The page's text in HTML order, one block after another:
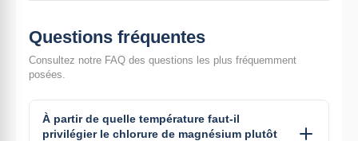
Questions fréquentes
Consultez notre FAQ des questions les plus fréquemment
posées.
À partir de quelle température faut-il
privilégier le chlorure de magnésium plutôt